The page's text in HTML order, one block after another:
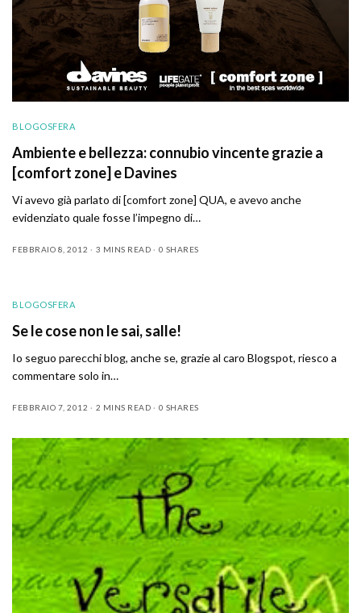
BLOGOSFERA
Ambiente e bellezza: connubio vincente grazie a
[comfort zone] e Davines
Vi avevo già parlato di [comfort zone] QUA, e avevo anche
evidenziato quale fosse l’impegno di…
FEBBRAIO 8, 2012 3 MINS READ 0 SHARES
BLOGOSFERA
Se le cose non le sai, salle!
Io seguo parecchi blog, anche se, grazie al caro Blogspot, riesco a
commentare solo in…
FEBBRAIO 7, 2012 2 MINS READ 0 SHARES